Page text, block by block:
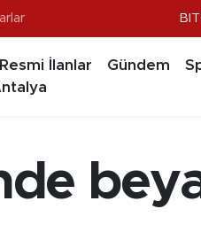
Resmi İlanlar Gündem